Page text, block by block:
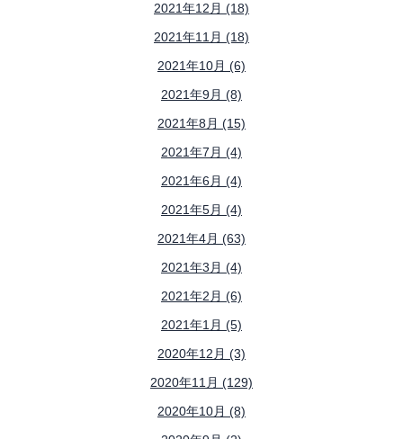
2021年12月 (18)
2021年11月 (18)
2021年10月 (6)
2021年9月 (8)
2021年8月 (15)
2021年7月 (4)
2021年6月 (4)
2021年5月 (4)
2021年4月 (63)
2021年3月 (4)
2021年2月 (6)
2021年1月 (5)
2020年12月 (3)
2020年11月 (129)
2020年10月 (8)